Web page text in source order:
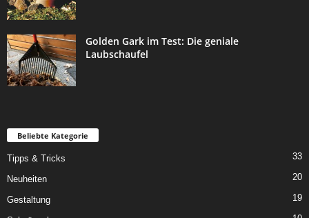
Golden Gark im Test: Die geniale
Laubschaufel
Beliebte Kategorie
Tipps & Tricks 33
Neuheiten 20
Gestaltung 19